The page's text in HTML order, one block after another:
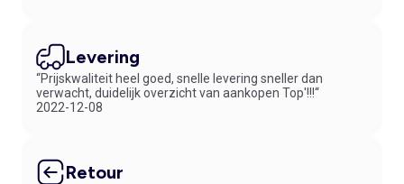
Levering
“Prijskwaliteit heel goed, snelle levering sneller dan
verwacht, duidelijk overzicht van aankopen Top'!!!“
2022-12-08
Retour